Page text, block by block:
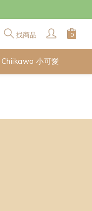
找商品
Chiikawa 小可愛